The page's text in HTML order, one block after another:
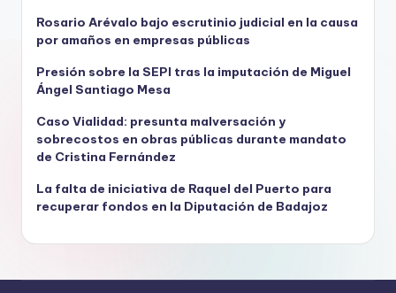
Rosario Arévalo bajo escrutinio judicial en la causa
por amaños en empresas públicas
Presión sobre la SEPI tras la imputación de Miguel
Ángel Santiago Mesa
Caso Vialidad: presunta malversación y
sobrecostos en obras públicas durante mandato
de Cristina Fernández
La falta de iniciativa de Raquel del Puerto para
recuperar fondos en la Diputación de Badajoz